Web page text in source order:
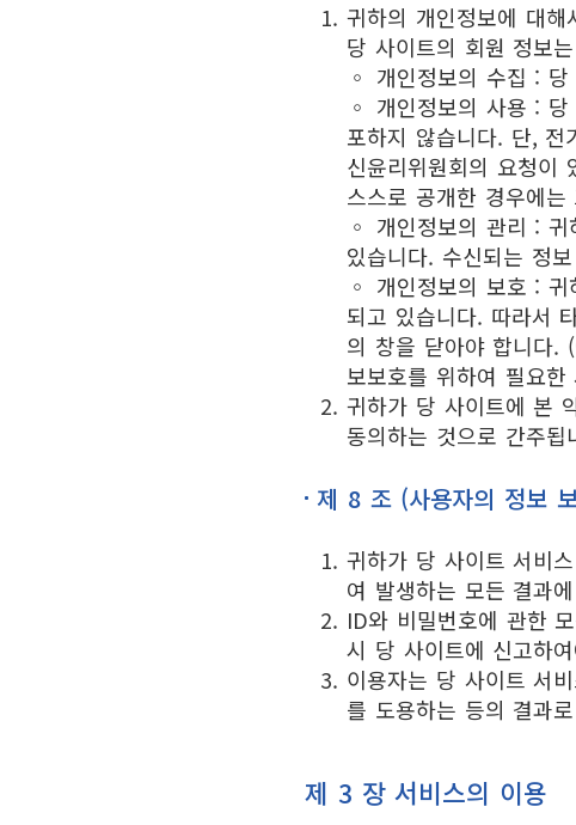
귀하의 개인정보에 대
당 사이트의 회원 정보
◦ 개인정보의 수집 : 당
◦ 개인정보의 사용 : 당
포하지 않습니다. 단,
신윤리위원회의 요청이
스스로 공개한 경우에는
◦ 개인정보의 관리 : 귀
있습니다. 수신되는 정
◦ 개인정보의 보호 : 귀
되고 있습니다. 따라서
의 창을 닫아야 합니다.
보보호를 위하여 필요한
귀하가 당 사이트에 본
동의하는 것으로 간주됩
제 8 조 (사용자의 정보
귀하가 당 사이트 서비
여 발생하는 모든 결과
ID와 비밀번호에 관한
시 당 사이트에 신고하
이용자는 당 사이트 서
를 도용하는 등의 결과
제 3 장 서비스의 이용